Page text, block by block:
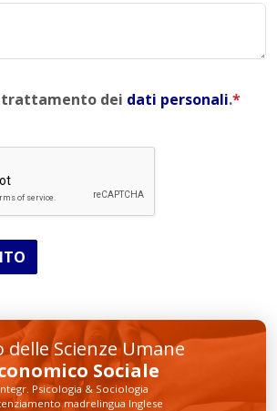
trattamento dei dati personali.*
delle Scienze Umane
Sociale
Psicologia & Sociologia
madrelingua Inglese